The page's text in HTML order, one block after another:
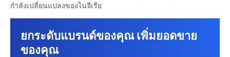
กำลังเปลี่ยนแปลงของไนจีเรีย
ยกระดับแบรนด์ของคุณ เพิ่มยอดขาย
ของคุณ